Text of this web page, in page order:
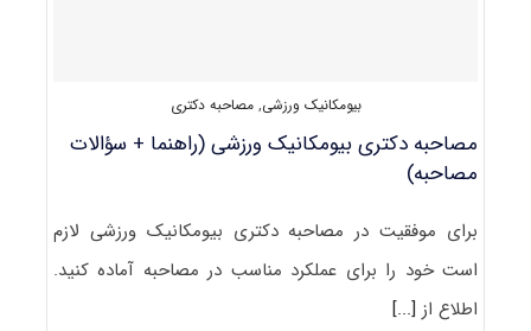
بیومکانیک ورزشی,مصاحبه دکتری
مصاحبه دکتری بیومکانیک ورزشی (راهنما + سؤالات
مصاحبه)
برای موفقیت در مصاحبه دکتری بیومکانیک ورزشی لازم
است خود را برای عملکرد مناسب در مصاحبه آماده کنید.
اطلاع از[...]